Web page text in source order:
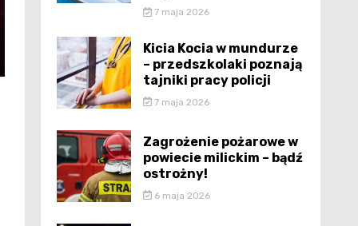
7 maja 2026
Kicia Kocia w mundurze
– przedszkolaki poznają
tajniki pracy policji
7 maja 2026
Zagrożenie pożarowe w
powiecie milickim – bądź
ostrożny!
6 maja 2026